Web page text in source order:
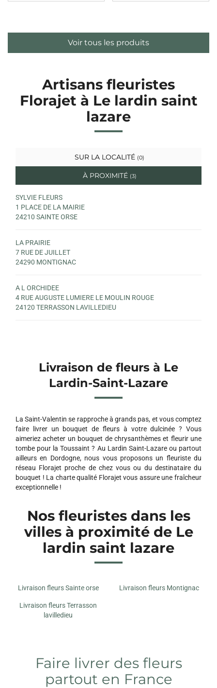
Voir tous les produits
Artisans fleuristes
Florajet à Le lardin saint
lazare
SUR LA LOCALITÉ (0)
À PROXIMITÉ (3)
SYLVIE FLEURS
1 PLACE DE LA MAIRIE
24210 SAINTE ORSE
LA PRAIRIE
7 RUE DE JUILLET
24290 MONTIGNAC
A L ORCHIDEE
4 RUE AUGUSTE LUMIERE LE MOULIN ROUGE
24120 TERRASSON LAVILLEDIEU
Livraison de fleurs à Le
Lardin-Saint-Lazare
La Saint-Valentin se rapproche à grands pas, et vous comptez
faire livrer un bouquet de fleurs à votre dulcinée ? Vous
aimeriez acheter un bouquet de chrysanthèmes et fleurir une
tombe pour la Toussaint ? Au Lardin Saint-Lazare ou partout
ailleurs en Dordogne, nous vous proposons un fleuriste du
réseau Florajet proche de chez vous ou du destinataire du
bouquet ! La charte qualité Florajet vous assure une fraîcheur
exceptionnelle !
Nos fleuristes dans les
villes à proximité de Le
lardin saint lazare
Livraison fleurs Sainte orse Livraison fleurs Montignac
Livraison fleurs Terrasson
lavilledieu
Faire livrer des fleurs
partout en France